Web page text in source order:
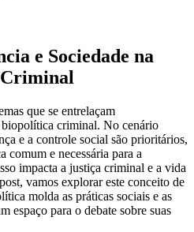
e Sociedade na
que se entrelaçam
criminal. No cenário
e a controle social são prioritários,
comum e necessária para a
impacta a justiça criminal e a vida
vamos explorar este conceito de
molda as práticas sociais e as
espaço para o debate sobre suas